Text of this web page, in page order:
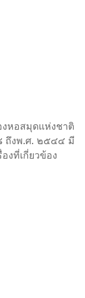
งหอสมุดแห่งชาติ
ถึงพ.ศ. ๒๕๔๔ มี
งที่เกี่ยวข้อง